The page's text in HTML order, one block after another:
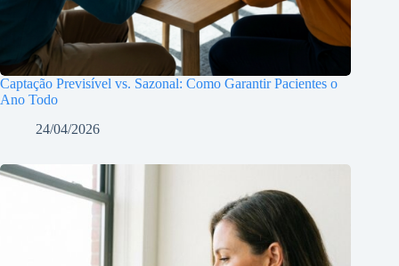
Captação Previsível vs. Sazonal: Como Garantir Pacientes o
Ano Todo
24/04/2026